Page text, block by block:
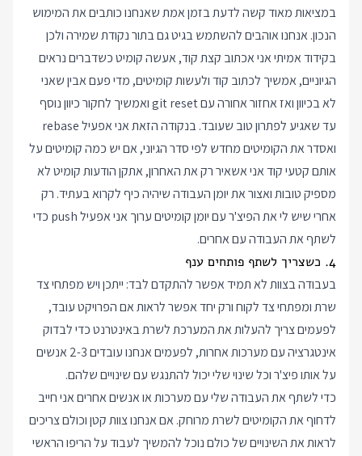
במציאות מאוד קשה לדעת בזמן אמת שאנחנו כותבים את המימוש
הנכון. אנחנו אוהבים להשתמש בגיט גם בתור נקודת שמירה ולכן
בקידוד אמיתי אני אכתוב קצת קוד, אעשה קומיט כשדברים נראים
הגיוניים, אמשיך לכתוב קוד ולעשות קומיטים, מדי פעם אבין שאני
לא בכיוון ואז אחזור אחורה עם git reset ואמשיך לחקור כיוון נוסף
עד שאגיע לפתרון טוב שעובד. בנקודה הזאת אני אפעיל rebase
ואסדר את הקומיטים מחדש לפי סדר הגיוני, אם יש כמה קומיטים על
אותם קטעי קוד אני אשאיר רק את האחרון, אתקן הודעות קומיט לא
מספיק טובות ואצור את יומן העבודה שיהיה כיף לקרוא בעתיד. רק
אחרי שיש לי את הפיצ'ר עם יומן קומיטים ערוך אני אפעיל push כדי
לשתף את העבודה עם אחרים.
4. כשצריך לשתף פותחים ענף
בעבודה בצוות לא תמיד אפשר להתקדם לבד: ייתכן ויש מפתחי צד
שרת ומפתחי צד לקוח ורק יחד אפשר לראות אם הפרויקט עובד,
לפעמים צריך להעלות את המערכת לשרת באינטרנט כדי לבדוק
אינטגרציה עם מערכות אחרות, לפעמים אנחנו עובדים 2-3 אנשים
על אותו פיצ'ר וכל שינוי שלי יכול להתנגש עם שינויים שלהם.
כדי לשתף את העבודה שלי עם מערכות או אנשים אחרים אני חייב
לדחוף את הקומיטים לשרת מרוחק. אם אנחנו צוות קטן וכולם צריכים
לראות את השינויים של כולם נוכל להמשיך לעבוד על הריפו הראשי